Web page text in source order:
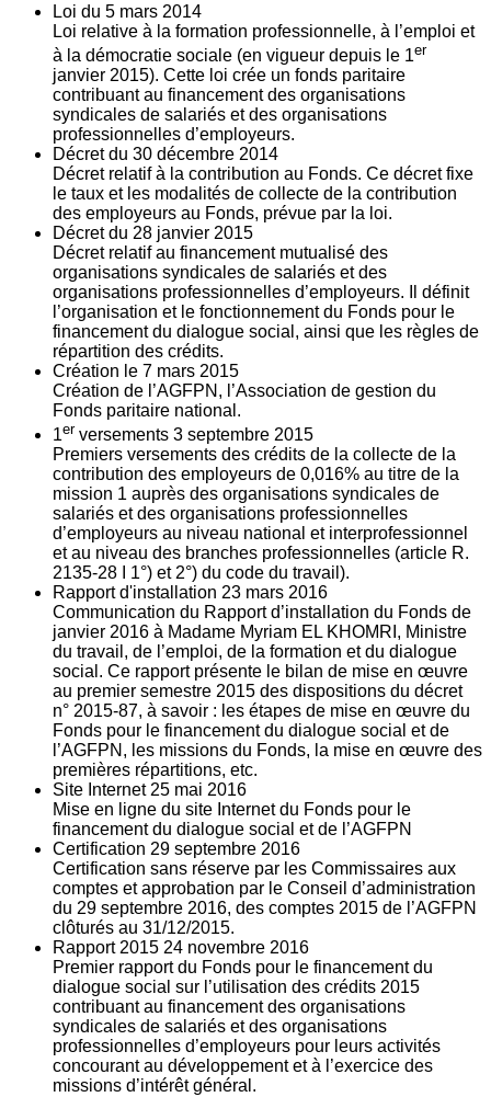
Loi du 5 mars 2014
Loi relative à la formation professionnelle, à l’emploi et
à la démocratie sociale (en vigueur depuis le 1er
janvier 2015). Cette loi crée un fonds paritaire
contribuant au financement des organisations
syndicales de salariés et des organisations
professionnelles d’employeurs.
Décret du 30 décembre 2014
Décret relatif à la contribution au Fonds. Ce décret fixe
le taux et les modalités de collecte de la contribution
des employeurs au Fonds, prévue par la loi.
Décret du 28 janvier 2015
Décret relatif au financement mutualisé des
organisations syndicales de salariés et des
organisations professionnelles d’employeurs. Il définit
l’organisation et le fonctionnement du Fonds pour le
financement du dialogue social, ainsi que les règles de
répartition des crédits.
Création le 7 mars 2015
Création de l’AGFPN, l’Association de gestion du
Fonds paritaire national.
1er versements 3 septembre 2015
Premiers versements des crédits de la collecte de la
contribution des employeurs de 0,016% au titre de la
mission 1 auprès des organisations syndicales de
salariés et des organisations professionnelles
d’employeurs au niveau national et interprofessionnel
et au niveau des branches professionnelles (article R.
2135‐28 I 1°) et 2°) du code du travail).
Rapport d'installation 23 mars 2016
Communication du Rapport d’installation du Fonds de
janvier 2016 à Madame Myriam EL KHOMRI, Ministre
du travail, de l’emploi, de la formation et du dialogue
social. Ce rapport présente le bilan de mise en œuvre
au premier semestre 2015 des dispositions du décret
n° 2015-87, à savoir : les étapes de mise en œuvre du
Fonds pour le financement du dialogue social et de
l’AGFPN, les missions du Fonds, la mise en œuvre des
premières répartitions, etc.
Site Internet 25 mai 2016
Mise en ligne du site Internet du Fonds pour le
financement du dialogue social et de l’AGFPN
Certification 29 septembre 2016
Certification sans réserve par les Commissaires aux
comptes et approbation par le Conseil d’administration
du 29 septembre 2016, des comptes 2015 de l’AGFPN
clôturés au 31/12/2015.
Rapport 2015 24 novembre 2016
Premier rapport du Fonds pour le financement du
dialogue social sur l’utilisation des crédits 2015
contribuant au financement des organisations
syndicales de salariés et des organisations
professionnelles d’employeurs pour leurs activités
concourant au développement et à l’exercice des
missions d’intérêt général.